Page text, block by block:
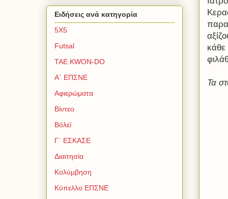
κάθε
Τα
Ειδήσεις ανά κατηγορία
5Χ5
Futsal
TAE KWON-DO
Α΄ ΕΠΣΝΕ
Αφιερώματα
Βίντεο
Βόλεϊ
Γ΄ ΕΣΚΑΣΕ
Διαιτησία
Κολύμβηση
Κύπελλο ΕΠΣΝΕ